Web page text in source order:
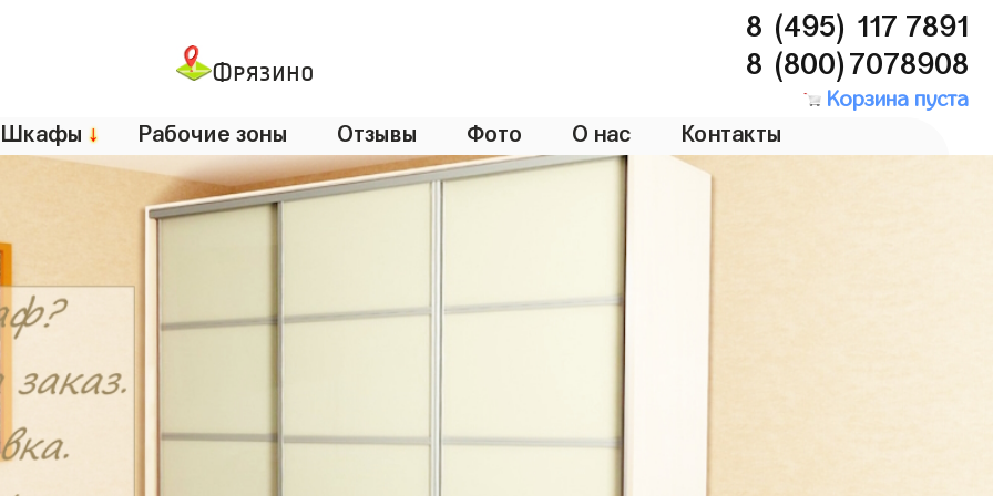
Фрязино
8 (495) 117 7891
8 (800)7078908
Корзина пуста
Шкафы ↓ Рабочие зоны Отзывы Фото О нас Контакты